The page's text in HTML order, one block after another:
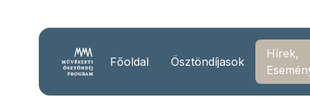
Főoldal Ösztöndíjasok
Hírek,